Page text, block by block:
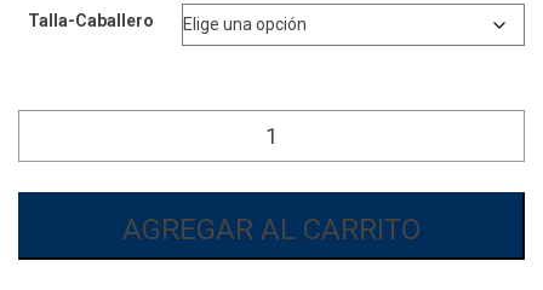
$399.00.$249.00.
Talla-Caballero
Hombre
Batman
cantidad
AGREGAR AL CARRITO